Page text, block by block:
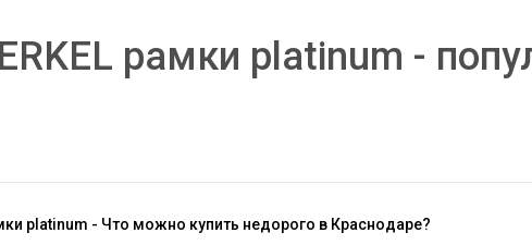
рамки platinum -
platinum - Что можно купить недорого в Краснодаре?